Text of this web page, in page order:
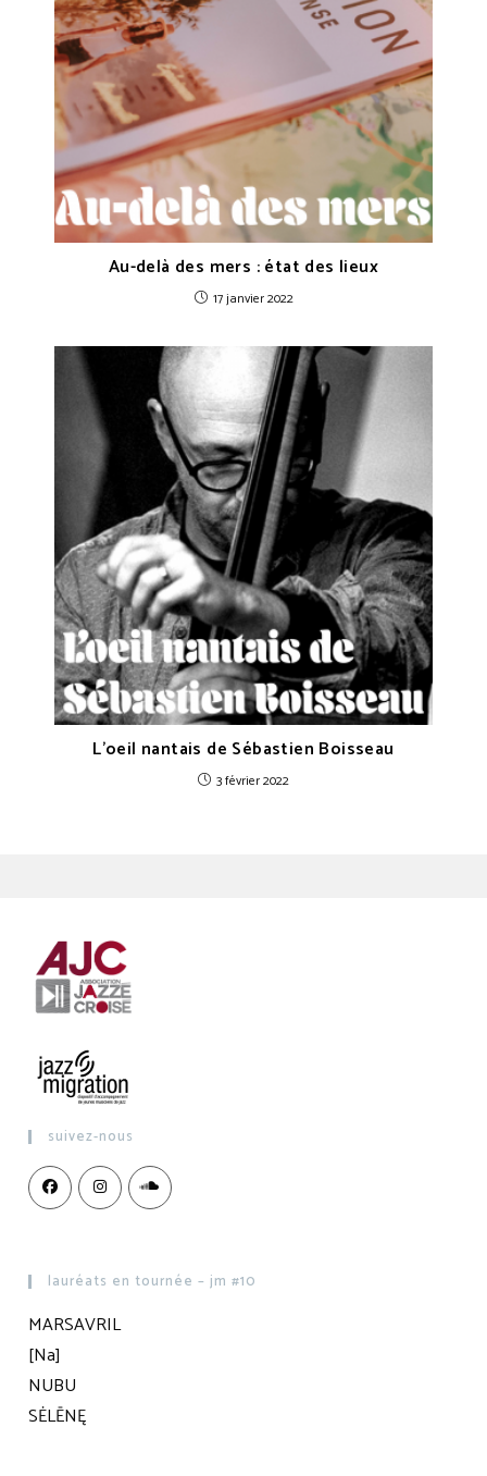
Au-delà des mers : état des lieux
17 janvier 2022
L’oeil nantais de Sébastien Boisseau
3 février 2022
suivez-nous
lauréats en tournée – jm #10
MARSAVRIL
[Na]
NUBU
SĖLĒNĘ